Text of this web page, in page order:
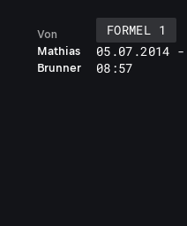
Mathias
Brunner
Von
FORMEL 1
05.07.2014 -
08:57